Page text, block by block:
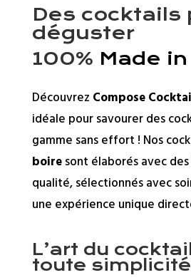
Des cocktails
déguster
100% Made
Découvrez Compose
idéale pour savourer des
gamme sans effort ! Nos
boiresont élaborés avec
qualité, sélectionnés avec
une expérience unique
L’art du
toute